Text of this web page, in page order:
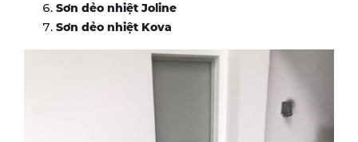
Sơn dẻo nhiệt Joline
Sơn dẻo nhiệt Kova